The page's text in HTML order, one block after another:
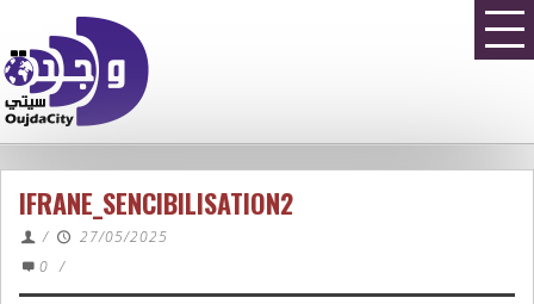
IFRANE_SENCIBILISATION2
/
27/05/2025
0 /